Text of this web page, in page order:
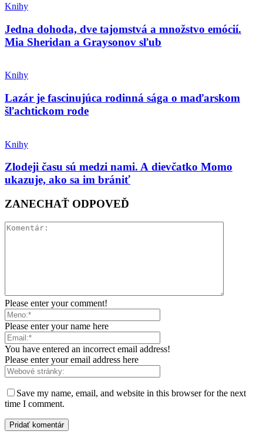
Knihy
Jedna dohoda, dve tajomstvá a množstvo emócií.
Mia Sheridan a Graysonov sľub
Knihy
Lazár je fascinujúca rodinná sága o maďarskom
šľachtickom rode
Knihy
Zlodeji času sú medzi nami. A dievčatko Momo
ukazuje, ako sa im brániť
ZANECHAŤ ODPOVEĎ
Please enter your comment!
Please enter your name here
You have entered an incorrect email address!
Please enter your email address here
Save my name, email, and website in this browser for the next
time I comment.